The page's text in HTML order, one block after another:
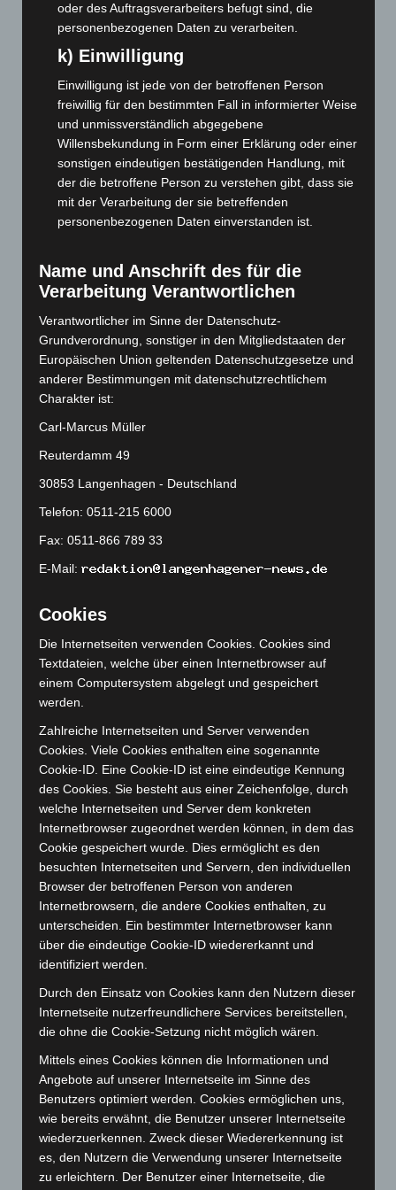
Mai 2026(99)
April 2026(99)
März 2026(115)
Februar 2026(109)
Januar 2026(122)
Dezember 2025
(103)
November 2025(114)
Oktober 2025(112)
August 2025
(90)
Juli 2025(90)
Juni 2025(103)
Mai 2025(112)
April 2025(88)
März 2025(111)
Februar 2025(96)
Januar 2025
(88)
Dezember 2024 (89)
Juli 2024(89)
Mai 2024(149)
April 2024(102)
Januar 2024 (111)
Dezember 2023(130)
November 2023
Oktober 2023(114)
September 2023(133)
August 2023(134)
Juli 2023(118)
Juni 2023(142)
April 2023(155)
März 2023 (174)
Februar 2023(154)
Januar 2023(140)
Dezember 2022(130)
November 2022(167)
Oktober 2022(166)
oder des Auftragsverarbeiters befugt sind, die
personenbezogenen Daten zu verarbeiten.
k) Einwilligung
Einwilligung ist jede von der betroffenen Person
freiwillig für den bestimmten Fall in informierter Weise
und unmissverständlich abgegebene
Willensbekundung in Form einer Erklärung oder einer
sonstigen eindeutigen bestätigenden Handlung, mit
der die betroffene Person zu verstehen gibt, dass sie
mit der Verarbeitung der sie betreffenden
personenbezogenen Daten einverstanden ist.
Name und Anschrift des für die
Verarbeitung Verantwortlichen
Verantwortlicher im Sinne der Datenschutz-
Grundverordnung, sonstiger in den Mitgliedstaaten der
Europäischen Union geltenden Datenschutzgesetze und
anderer Bestimmungen mit datenschutzrechtlichem
Charakter ist:
Carl-Marcus Müller
Reuterdamm 49
30853 Langenhagen - Deutschland
Telefon: 0511-215 6000
Fax: 0511-866 789 33
E-Mail:
Cookies
Die Internetseiten verwenden Cookies. Cookies sind
Textdateien, welche über einen Internetbrowser auf
einem Computersystem abgelegt und gespeichert
werden.
Zahlreiche Internetseiten und Server verwenden
Cookies. Viele Cookies enthalten eine sogenannte
Cookie-ID. Eine Cookie-ID ist eine eindeutige Kennung
des Cookies. Sie besteht aus einer Zeichenfolge, durch
welche Internetseiten und Server dem konkreten
Internetbrowser zugeordnet werden können, in dem das
Cookie gespeichert wurde. Dies ermöglicht es den
besuchten Internetseiten und Servern, den individuellen
Browser der betroffenen Person von anderen
Internetbrowsern, die andere Cookies enthalten, zu
unterscheiden. Ein bestimmter Internetbrowser kann
über die eindeutige Cookie-ID wiedererkannt und
identifiziert werden.
Durch den Einsatz von Cookies kann den Nutzern dieser
Internetseite nutzerfreundlichere Services bereitstellen,
die ohne die Cookie-Setzung nicht möglich wären.
Mittels eines Cookies können die Informationen und
Angebote auf unserer Internetseite im Sinne des
Benutzers optimiert werden. Cookies ermöglichen uns,
wie bereits erwähnt, die Benutzer unserer Internetseite
wiederzuerkennen. Zweck dieser Wiedererkennung ist
es, den Nutzern die Verwendung unserer Internetseite
zu erleichtern. Der Benutzer einer Internetseite, die